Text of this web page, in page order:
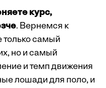
курс,
. Вернемся к
только самый
но и самый
и темп движения
лошади для поло, и